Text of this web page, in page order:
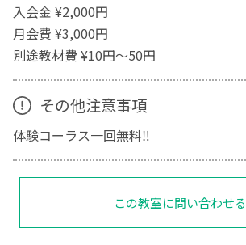
入会金 ¥2,000円
月会費 ¥3,000円
別途教材費 ¥10円〜50円
その他注意事項
体験コーラス一回無料‼︎
この教室に問い合わせる